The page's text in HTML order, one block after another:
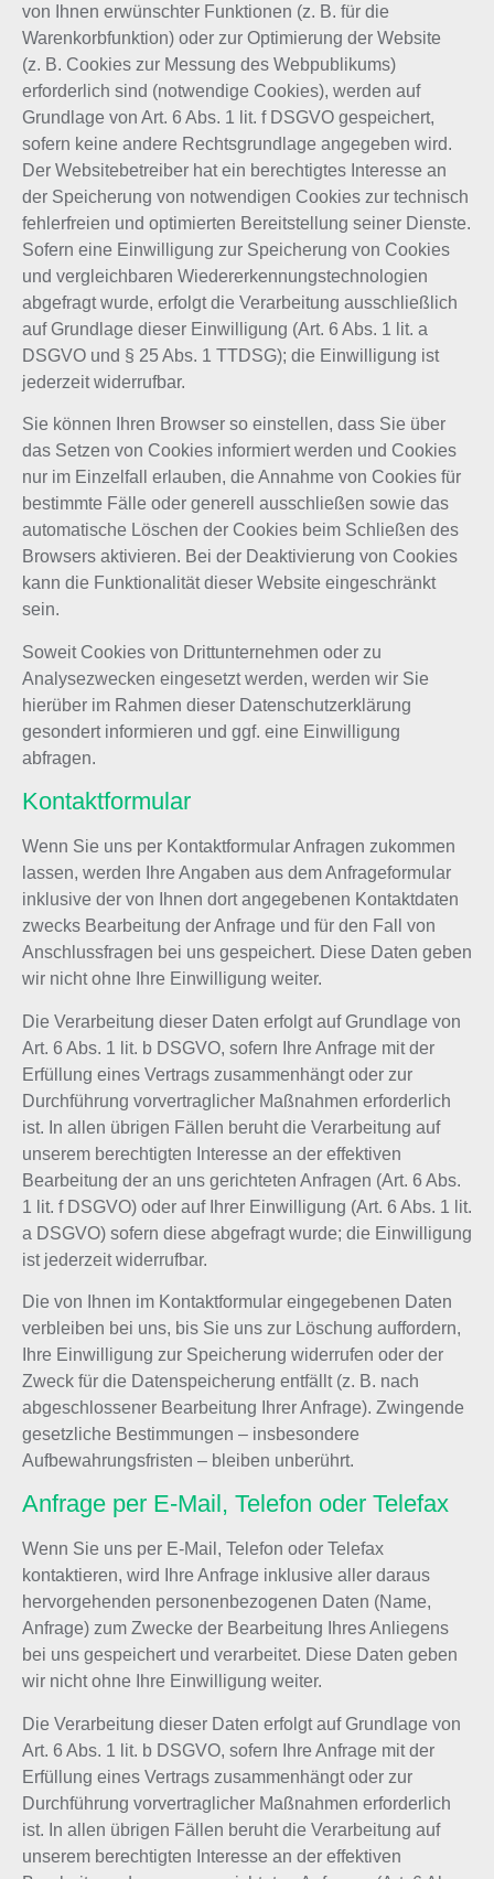
von Ihnen erwünschter Funktionen (z. B. für die
Warenkorbfunktion) oder zur Optimierung der Website
(z. B. Cookies zur Messung des Webpublikums)
erforderlich sind (notwendige Cookies), werden auf
Grundlage von Art. 6 Abs. 1 lit. f DSGVO gespeichert,
sofern keine andere Rechtsgrundlage angegeben wird.
Der Websitebetreiber hat ein berechtigtes Interesse an
der Speicherung von notwendigen Cookies zur technisch
fehlerfreien und optimierten Bereitstellung seiner Dienste.
Sofern eine Einwilligung zur Speicherung von Cookies
und vergleichbaren Wiedererkennungstechnologien
abgefragt wurde, erfolgt die Verarbeitung ausschließlich
auf Grundlage dieser Einwilligung (Art. 6 Abs. 1 lit. a
DSGVO und § 25 Abs. 1 TTDSG); die Einwilligung ist
jederzeit widerrufbar.
Sie können Ihren Browser so einstellen, dass Sie über
das Setzen von Cookies informiert werden und Cookies
nur im Einzelfall erlauben, die Annahme von Cookies für
bestimmte Fälle oder generell ausschließen sowie das
automatische Löschen der Cookies beim Schließen des
Browsers aktivieren. Bei der Deaktivierung von Cookies
kann die Funktionalität dieser Website eingeschränkt
sein.
Soweit Cookies von Drittunternehmen oder zu
Analysezwecken eingesetzt werden, werden wir Sie
hierüber im Rahmen dieser Datenschutzerklärung
gesondert informieren und ggf. eine Einwilligung
abfragen.
Kontaktformular
Wenn Sie uns per Kontaktformular Anfragen zukommen
lassen, werden Ihre Angaben aus dem Anfrageformular
inklusive der von Ihnen dort angegebenen Kontaktdaten
zwecks Bearbeitung der Anfrage und für den Fall von
Anschlussfragen bei uns gespeichert. Diese Daten geben
wir nicht ohne Ihre Einwilligung weiter.
Die Verarbeitung dieser Daten erfolgt auf Grundlage von
Art. 6 Abs. 1 lit. b DSGVO, sofern Ihre Anfrage mit der
Erfüllung eines Vertrags zusammenhängt oder zur
Durchführung vorvertraglicher Maßnahmen erforderlich
ist. In allen übrigen Fällen beruht die Verarbeitung auf
unserem berechtigten Interesse an der effektiven
Bearbeitung der an uns gerichteten Anfragen (Art. 6 Abs.
1 lit. f DSGVO) oder auf Ihrer Einwilligung (Art. 6 Abs. 1 lit.
a DSGVO) sofern diese abgefragt wurde; die Einwilligung
ist jederzeit widerrufbar.
Die von Ihnen im Kontaktformular eingegebenen Daten
verbleiben bei uns, bis Sie uns zur Löschung auffordern,
Ihre Einwilligung zur Speicherung widerrufen oder der
Zweck für die Datenspeicherung entfällt (z. B. nach
abgeschlossener Bearbeitung Ihrer Anfrage). Zwingende
gesetzliche Bestimmungen – insbesondere
Aufbewahrungsfristen – bleiben unberührt.
Anfrage per E-Mail, Telefon oder Telefax
Wenn Sie uns per E-Mail, Telefon oder Telefax
kontaktieren, wird Ihre Anfrage inklusive aller daraus
hervorgehenden personenbezogenen Daten (Name,
Anfrage) zum Zwecke der Bearbeitung Ihres Anliegens
bei uns gespeichert und verarbeitet. Diese Daten geben
wir nicht ohne Ihre Einwilligung weiter.
Die Verarbeitung dieser Daten erfolgt auf Grundlage von
Art. 6 Abs. 1 lit. b DSGVO, sofern Ihre Anfrage mit der
Erfüllung eines Vertrags zusammenhängt oder zur
Durchführung vorvertraglicher Maßnahmen erforderlich
ist. In allen übrigen Fällen beruht die Verarbeitung auf
unserem berechtigten Interesse an der effektiven